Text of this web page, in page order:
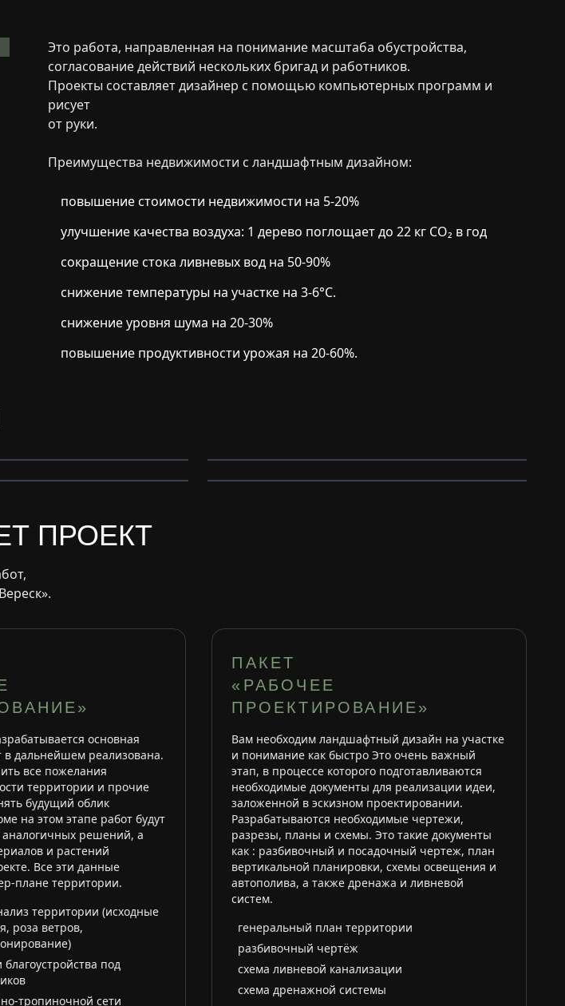
Это работа, направленная на понимание масштаба обустройства,
согласование действий нескольких бригад и работников.
Проекты составляет дизайнер с помощью компьютерных программ и
рисует
от руки.
Преимущества недвижимости с ландшафтным дизайном:
повышение стоимости недвижимости на 5-20%
улучшение качества воздуха: 1 дерево поглощает до 22 кг CO₂ в год
сокращение стока ливневых вод на 50-90%
снижение температуры на участке на 3-6°C.
снижение уровня шума на 20-30%
повышение продуктивности урожая на 20-60%.
ПРОЕКТ
основная
в дальнейшем реализована.
все пожелания
территории и прочие
будущий облик
на этом этапе работ будут
решений, а
и растений
Все эти данные
плане территории.
территории (исходные
роза ветров,
под
тропиночной сети
ПАКЕТ
«РАБОЧЕЕ
ПРОЕКТИРОВАНИЕ»
Вам необходим ландшафтный дизайн на участке
и понимание как быстро Это очень важный
этап, в процессе которого подготавливаются
необходимые документы для реализации идеи,
заложенной в эскизном проектировании.
Разрабатываются необходимые чертежи,
разрезы, планы и схемы. Это такие документы
как : разбивочный и посадочный чертеж, план
вертикальной планировки, схемы освещения и
автополива, а также дренажа и ливневой
систем.
генеральный план территории
разбивочный чертёж
схема ливневой канализации
схема дренажной системы